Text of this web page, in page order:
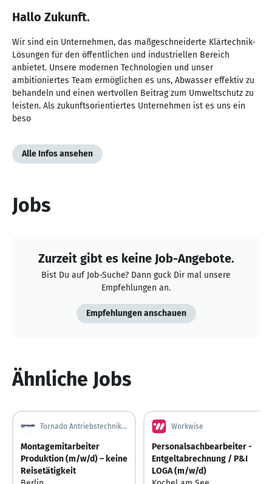
Hallo Zukunft.
Wir sind ein Unternehmen, das maßgeschneiderte Klärtechnik-
Lösungen für den öffentlichen und industriellen Bereich
anbietet. Unsere modernen Technologien und unser
ambitioniertes Team ermöglichen es uns, Abwasser effektiv zu
behandeln und einen wertvollen Beitrag zum Umweltschutz zu
leisten. Als zukunftsorientiertes Unternehmen ist es uns ein
beso
Alle Infos ansehen
Jobs
Zurzeit gibt es keine Job-Angebote.
Bist Du auf Job-Suche? Dann guck Dir mal unsere
Empfehlungen an.
Empfehlungen anschauen
Ähnliche Jobs
Tornado Antriebstechnik GmbH
Montagemitarbeiter
Produktion (m/w/d) – keine
Reisetätigkeit
Workwise
Personalsachbearbeiter -
Entgeltabrechnung / P&I
LOGA (m/w/d)